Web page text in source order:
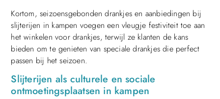
Kortom, seizoensgebonden drankjes en aanbiedingen bij
slijterijen in kampen voegen een vleugje festiviteit toe aan
het winkelen voor drankjes, terwijl ze klanten de kans
bieden om te genieten van speciale drankjes die perfect
passen bij het seizoen.
Slijterijen als culturele en sociale
ontmoetingsplaatsen in kampen